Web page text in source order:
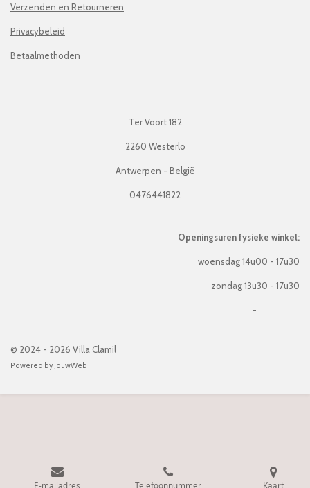
Verzenden en Retourneren
Privacybeleid
Betaalmethoden
Ter Voort 182
2260 Westerlo
Antwerpen - België
0476441822
Openingsuren fysieke winkel:
woensdag 14u00 - 17u30
zondag 13u30 - 17u30
-
© 2024 - 2026 Villa Clamil
Powered byJouwWeb
E-mailadres Telefoonnummer Kaart